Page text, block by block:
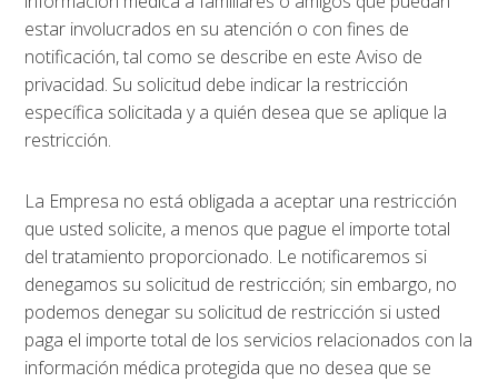
estar involucrados en su atención o con fines de
notificación, tal como se describe en este Aviso de
privacidad. Su solicitud debe indicar la restricción
específica solicitada y a quién desea que se aplique la
restricción.
La Empresa no está obligada a aceptar una restricción
que usted solicite, a menos que pague el importe total
del tratamiento proporcionado. Le notificaremos si
denegamos su solicitud de restricción; sin embargo, no
podemos denegar su solicitud de restricción si usted
paga el importe total de los servicios relacionados con la
información médica protegida que no desea que se